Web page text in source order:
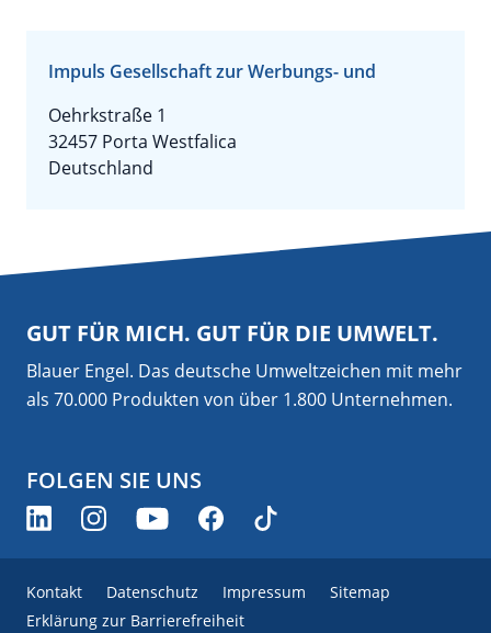
Impuls Gesellschaft zur Werbungs- und
Oehrkstraße 1
32457 Porta Westfalica
Deutschland
GUT FÜR MICH. GUT FÜR DIE UMWELT.
Blauer Engel. Das deutsche Umweltzeichen mit mehr
als 70.000 Produkten von über 1.800 Unternehmen.
FOLGEN SIE UNS
Kontakt Datenschutz Impressum
Sitemap
Erklärung zur Barrierefreiheit